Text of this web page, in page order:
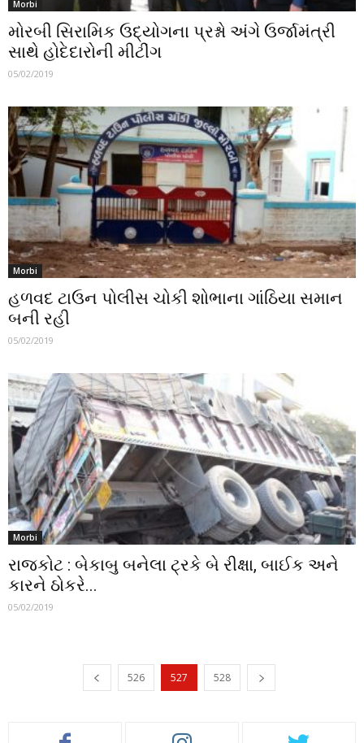
Morbi
મોરબી સિરામિક ઉદ્યોગના પ્રશ્નો અંગે ઉર્જામંત્રી
સાથે હોદેદારોની મીટીંગ
05/02/2019
Morbi
હળવદ ટાઉન પોલીસ ચોકી શોભાના ગાંઠિયા સમાન
બની રહી
05/02/2019
Morbi
રાજકોટ : બેકાબુ બનેલા ટ્રકે બે રીક્ષા, બાઈક અને
કારને ઠોકરે...
05/02/2019
526 527 528